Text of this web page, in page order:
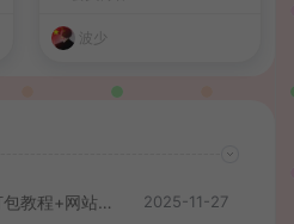
败解决办法
波少
Cocos Dashboard源码打包教程+网站添加游戏教程 2025-11-27